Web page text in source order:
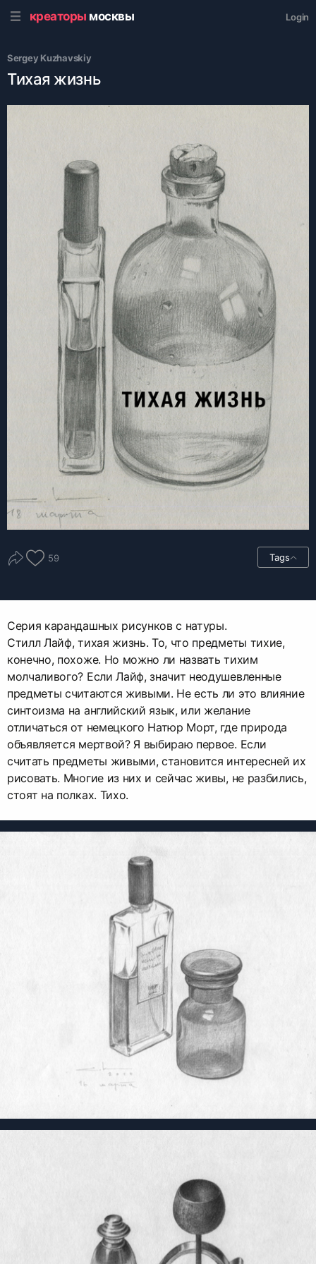
креаторы москвы Login
Sergey Kuzhavskiy
Тихая жизнь
59 Tags
Серия карандашных рисунков с натуры.
Стилл Лайф, тихая жизнь. То, что предметы тихие,
конечно, похоже. Но можно ли назвать тихим
молчаливого? Если Лайф, значит неодушевленные
предметы считаются живыми. Не есть ли это влияние
синтоизма на английский язык, или желание
отличаться от немецкого Натюр Морт, где природа
объявляется мертвой? Я выбираю первое. Если
считать предметы живыми, становится интересней их
рисовать. Многие из них и сейчас живы, не разбились,
стоят на полках. Тихо.